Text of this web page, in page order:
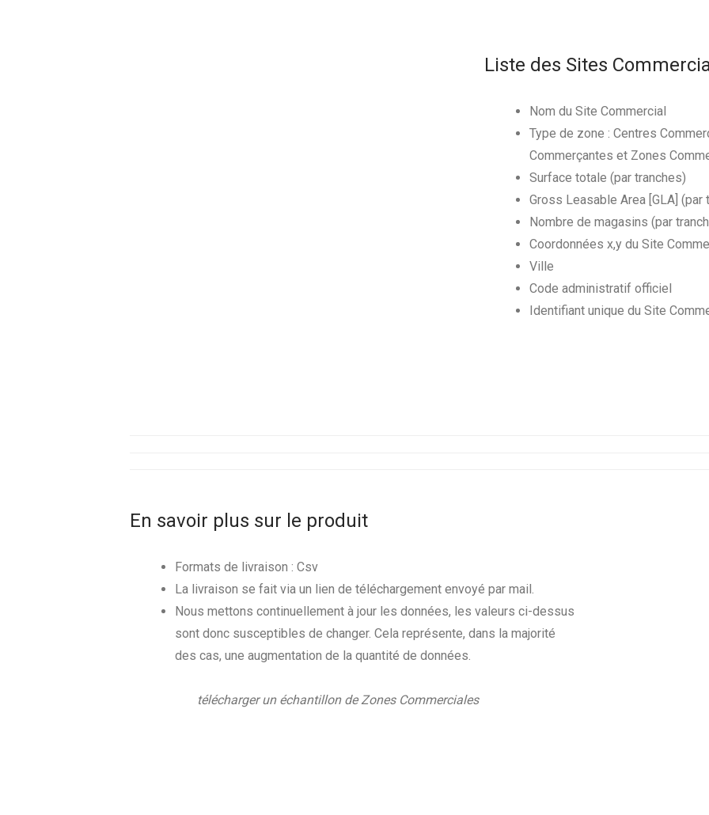
Liste des Sites
Nom du Site Commercial
Type de zone : Centres
Commerçantes et Zones
Surface totale (par tranches)
Gross Leasable Area [GLA] (par
Nombre de magasins (par
Coordonnées x,y du Site
Ville
Code administratif officiel
Identifiant unique du Site
En savoir plus sur le produit
Formats de livraison : Csv
La livraison se fait via un lien de téléchargement envoyé par mail.
Nous mettons continuellement à jour les données, les valeurs ci-dessus
sont donc susceptibles de changer. Cela représente, dans la majorité
des cas, une augmentation de la quantité de données.
télécharger un échantillon de Zones Commerciales